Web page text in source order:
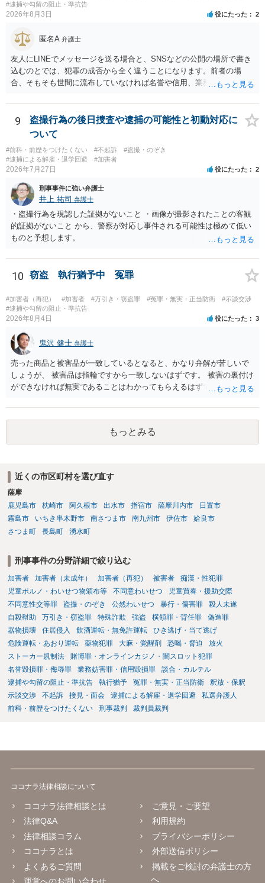
#逮捕や勾留の阻止・準抗告
2026年8月3日 役にたった 2
匿名A 弁護士
友人にLINEでメッセージを送る場合と、SNSなどの公開の場所で書き
込むのとでは、犯罪の成否から全く違うことになります。前者の場
合、そもそも世間に流布していなければ名誉や信用、業務にかかる犯
9
盗撮行為の後日捜査や逮捕の可能性と初動対応に
ついて
#前科・前歴をつけたくない #不起訴
#盗撮・のぞき
#逮捕による解雇・退学回避
#加害者
2026年7月27日 役にたった 2
刑事事件に強い弁護士
井上 祐司 弁護士
・盗撮行為を現認した証拠がないこと ・画像が撮影されたことの客観
的証拠がないこと から、警察が対応し事件される可能性は極めて低い
ものと予想します。
10 窃盗 執行猶予中 冤罪
#加害者（再犯） #加害者 #万引き・窃盗罪 #冤罪・無実・正当防衛
#示談交渉
#逮捕や勾留の阻止・準抗告
2026年8月4日 役にたった 3
鬼沢 健士 弁護士
売った商品と被害品が一致しているとなると、かなり弁解が苦しいで
しょうが、 被害品は指輪ですから一致しないはずです。 被害の裏付け
ができなければ無実であることはわかってもらえるはずです。
もっとみる
近くの市区町村を選び直す
薩摩
鹿児島市
枕崎市 阿久根市 出水市 指宿市 薩摩川内市
日置市
霧島市
いちき串木野市 南さつま市 南九州市 伊佐市
姶良市
さつま町
長島町 湧水町
刑事事件の分野詳細で絞り込む
加害者 加害者（未成年） 加害者（再犯） 被害者
痴漢・性犯罪
児童ポルノ・わいせつ物頒布等
不同意わいせつ
児童買春・援助交際
不同意性交等罪
盗撮・のぞき 公然わいせつ 暴行・傷害罪
殺人未遂
自殺幇助
万引き・窃盗罪 特殊詐欺 強盗 横領罪・背任罪
偽造罪
器物損壊
住居侵入 飲酒運転・無免許運転
ひき逃げ・当て逃げ
危険運転・あおり運転
薬物犯罪 大麻・覚醒剤 恐喝・脅迫
放火
ストーカー規制法
賭博罪・オンラインカジノ・闇スロット犯罪
名誉毀損罪・侮辱罪
業務妨害罪・信用毀損罪
談合・カルテル
逮捕や勾留の阻止・準抗告
執行猶予 冤罪・無実・正当防衛
釈放・保釈
示談交渉
不起訴 接見・面会 逮捕による解雇・退学回避
私選弁護人
前科・前歴をつけたくない
刑事裁判 裁判員裁判
ココナラ法律相談について
ココナラ法律相談とは
法律Q&A
法律相談コラム
ココナラとは
よくあるご質問
ご意見・ご要望
利用規約
プライバシーポリシー
外部送信ポリシー
掲載をご検討の弁護士の方
へ